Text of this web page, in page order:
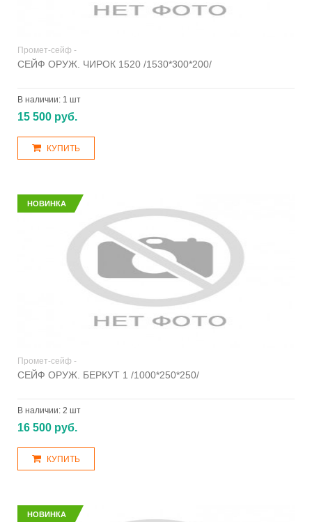
Промет-сейф -
СЕЙФ ОРУЖ. ЧИРОК 1520 /1530*300*200/
В наличии: 1 шт
15 500 руб.
КУПИТЬ
НОВИНКА
Промет-сейф -
СЕЙФ ОРУЖ. БЕРКУТ 1 /1000*250*250/
В наличии: 2 шт
16 500 руб.
КУПИТЬ
НОВИНКА